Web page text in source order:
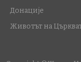
Донације
Животът на